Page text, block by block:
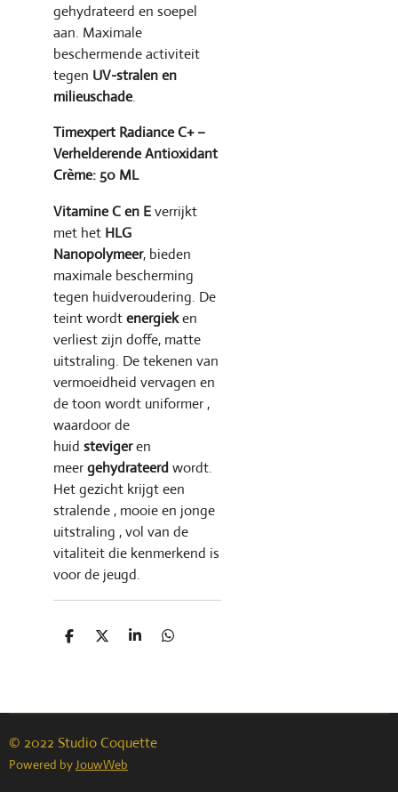
gehydrateerd en soepel
aan. Maximale
beschermende activiteit
tegen UV-stralen en
milieuschade.
Timexpert Radiance C+ –
Verhelderende Antioxidant
Crème: 50 ML
Vitamine C en Everrijkt
met het HLG
Nanopolymeer, bieden
maximale bescherming
tegen huidveroudering. De
teint wordtenergieken
verliest zijn doffe, matte
uitstraling. De tekenen van
vermoeidheid vervagen en
de toon wordt uniformer ,
waardoor de
huid stevigeren
meergehydrateerdwordt.
Het gezicht krijgt een
stralende , mooie en jonge
uitstraling , vol van de
vitaliteit die kenmerkend is
voor de jeugd.
D
D
S
D
© 2022 Studio Coquette
Powered byJouwWeb